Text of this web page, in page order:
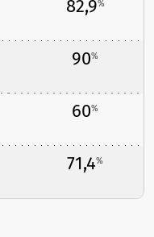
82,9%
90%
60%
71,4%